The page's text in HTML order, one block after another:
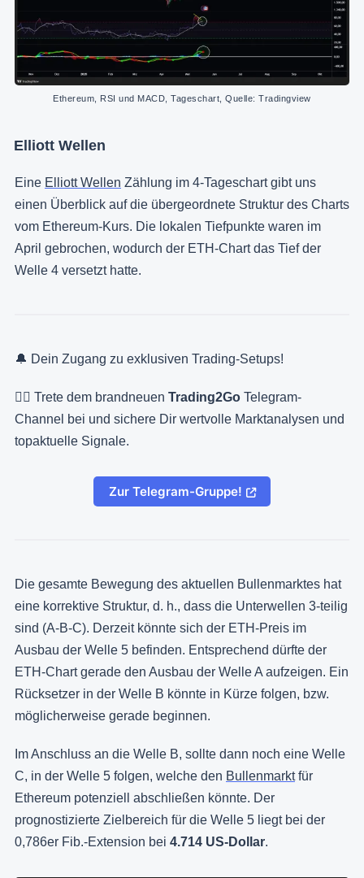
Ethereum, RSI und MACD, Tageschart, Quelle: Tradingview
Elliott Wellen
Eine Elliott Wellen Zählung im 4-Tageschart gibt uns
einen Überblick auf die übergeordnete Struktur des Charts
vom Ethereum-Kurs. Die lokalen Tiefpunkte waren im
April gebrochen, wodurch der ETH-Chart das Tief der
Welle 4 versetzt hatte.
🔔 Dein Zugang zu exklusiven Trading-Setups!
👉🏻 Trete dem brandneuen Trading2Go Telegram-
Channel bei und sichere Dir wertvolle Marktanalysen und
topaktuelle Signale.
Zur Telegram-Gruppe!
Die gesamte Bewegung des aktuellen Bullenmarktes hat
eine korrektive Struktur, d. h., dass die Unterwellen 3-teilig
sind (A-B-C). Derzeit könnte sich der ETH-Preis im
Ausbau der Welle 5 befinden. Entsprechend dürfte der
ETH-Chart gerade den Ausbau der Welle A aufzeigen. Ein
Rücksetzer in der Welle B könnte in Kürze folgen, bzw.
möglicherweise gerade beginnen.
Im Anschluss an die Welle B, sollte dann noch eine Welle
C, in der Welle 5 folgen, welche den Bullenmarktfür
Ethereum potenziell abschließen könnte. Der
prognostizierte Zielbereich für die Welle 5 liegt bei der
0,786er Fib.-Extension bei 4.714 US-Dollar.